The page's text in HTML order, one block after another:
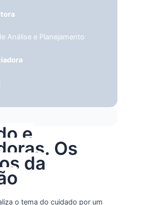
Análise e Planejamento
e
Os
da
o tema do cuidado por um